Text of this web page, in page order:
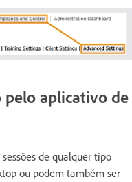
pelo aplicativo de
de qualquer tipo
ou podem também ser